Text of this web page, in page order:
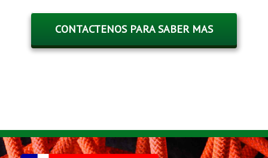
CONTACTENOS PARA SABER MAS